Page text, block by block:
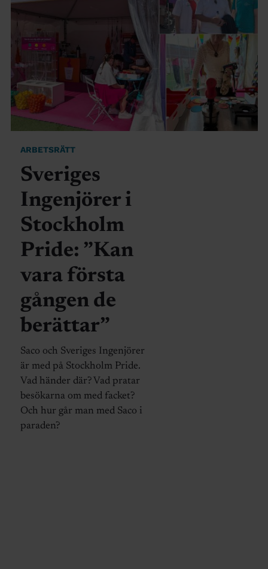
ARBETSRÄTT
Sveriges
Ingenjörer i
Stockholm
Pride: ”Kan
vara första
gången de
berättar”
Saco och Sveriges Ingenjörer
är med på Stockholm Pride.
Vad händer där? Vad pratar
besökarna om med facket?
Och hur går man med Saco i
paraden?